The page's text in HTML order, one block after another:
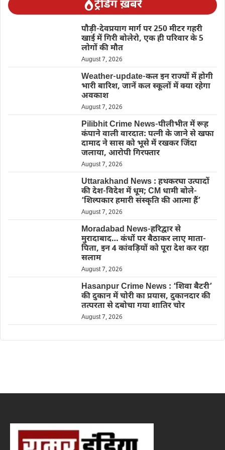
ट्रेंडिंग ख़बरें
पौड़ी-देवप्रयाग मार्ग पर 250 मीटर गहरी
खाई में गिरी बोलेरो, एक ही परिवार के 5
लोगों की मौत
August 7, 2026
Weather-update-कल इन राज्यों में होगी
भारी बारिश, जानें कल स्कूलों में क्या रहेगा
अवकाश
August 7, 2026
Pilibhit Crime News-पीलीभीत में रूह
कंपाने वाली वारदात: पत्नी के जाने से खफा
दामाद ने सास को भूसे में रखकर जिंदा
जलाया, आरोपी गिरफ्तार
August 7, 2026
Uttarakhand News : हथकरघा उत्पादों
की देश-विदेश में धूम; CM धामी बोले-
‘शिल्पकार हमारी संस्कृति की आत्मा हैं’
August 7, 2026
Moradabad News-हरिद्वार से
मुरादाबाद… कंधों पर बैठाकर लाए माता-
पिता, इन 4 कांवड़ियों को पूरा देश कर रहा
सलाम
August 7, 2026
Hasanpur Crime News : ‘शिवा बैटरी’
की दुकान में चोरी का प्रयास, दुकानदार की
तत्परता से दबोचा गया शातिर चोर
August 7, 2026